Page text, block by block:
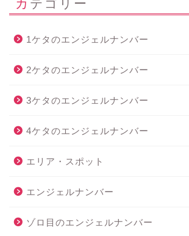
カテゴリー
1ケタのエンジェルナンバー
2ケタのエンジェルナンバー
3ケタのエンジェルナンバー
4ケタのエンジェルナンバー
エリア・スポット
エンジェルナンバー
ゾロ目のエンジェルナンバー